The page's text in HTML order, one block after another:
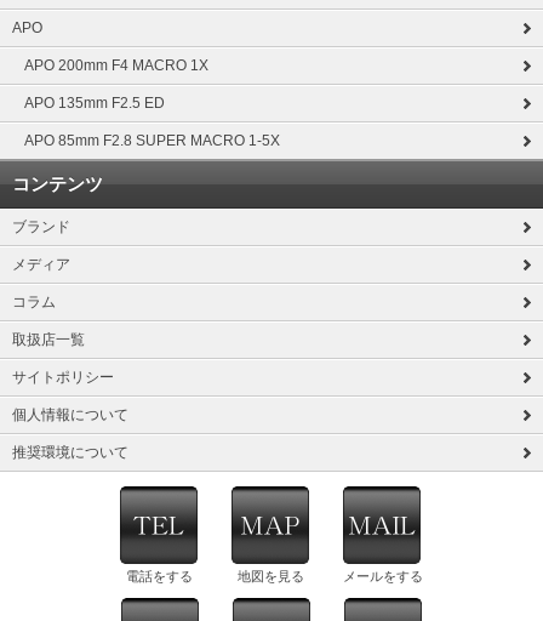
APO
APO 200mm F4 MACRO 1X
APO 135mm F2.5 ED
APO 85mm F2.8 SUPER MACRO 1-5X
コンテンツ
ブランド
メディア
コラム
取扱店一覧
サイトポリシー
個人情報について
推奨環境について
電話をする 地図を見る メールをする